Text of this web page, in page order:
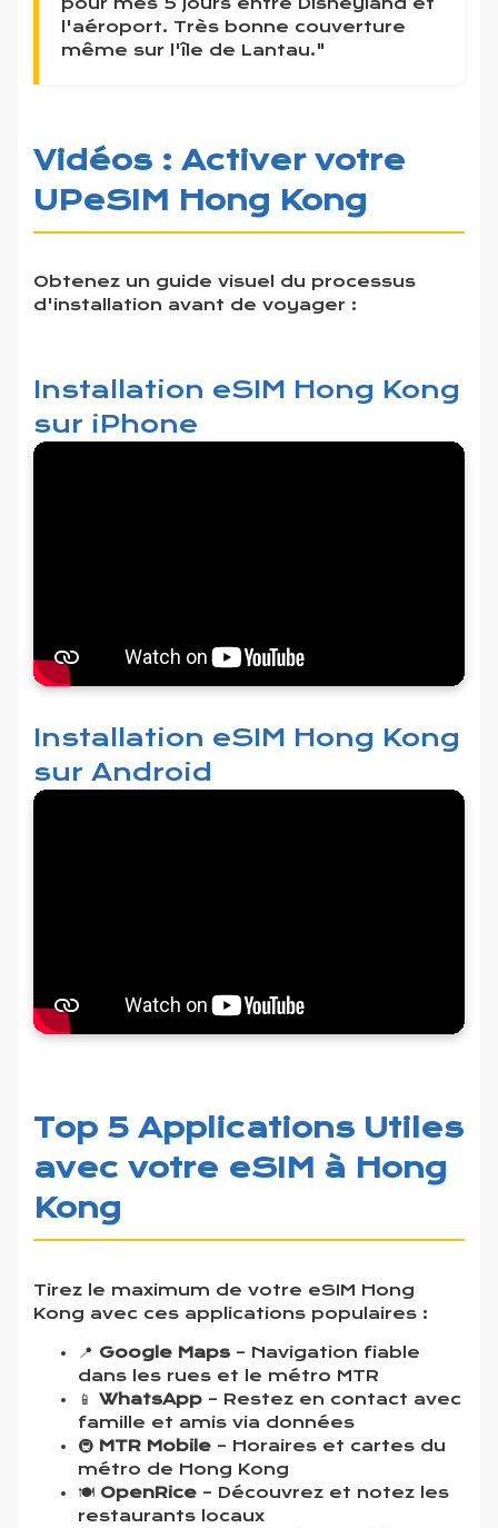
l'aéroport. Très bonne couverture
même sur l'île de Lantau."
Vidéos : Activer votre
UPeSIM Hong Kong
Obtenez un guide visuel du processus
d'installation avant de voyager :
Installation eSIM Hong Kong
sur iPhone
Installation eSIM Hong Kong
sur Android
Top 5 Applications Utiles
avec votre eSIM à Hong
Kong
Tirez le maximum de votre eSIM Hong
Kong avec ces applications populaires :
📍 Google Maps – Navigation fiable
dans les rues et le métro MTR
📱 WhatsApp – Restez en contact avec
famille et amis via données
🚇 MTR Mobile – Horaires et cartes du
métro de Hong Kong
🍽️ OpenRice – Découvrez et notez les
restaurants locaux